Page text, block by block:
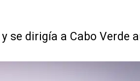
se dirigía a Cabo Verde